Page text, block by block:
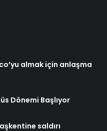
almak için anlaşma
Dönemi Başlıyor
saldırı